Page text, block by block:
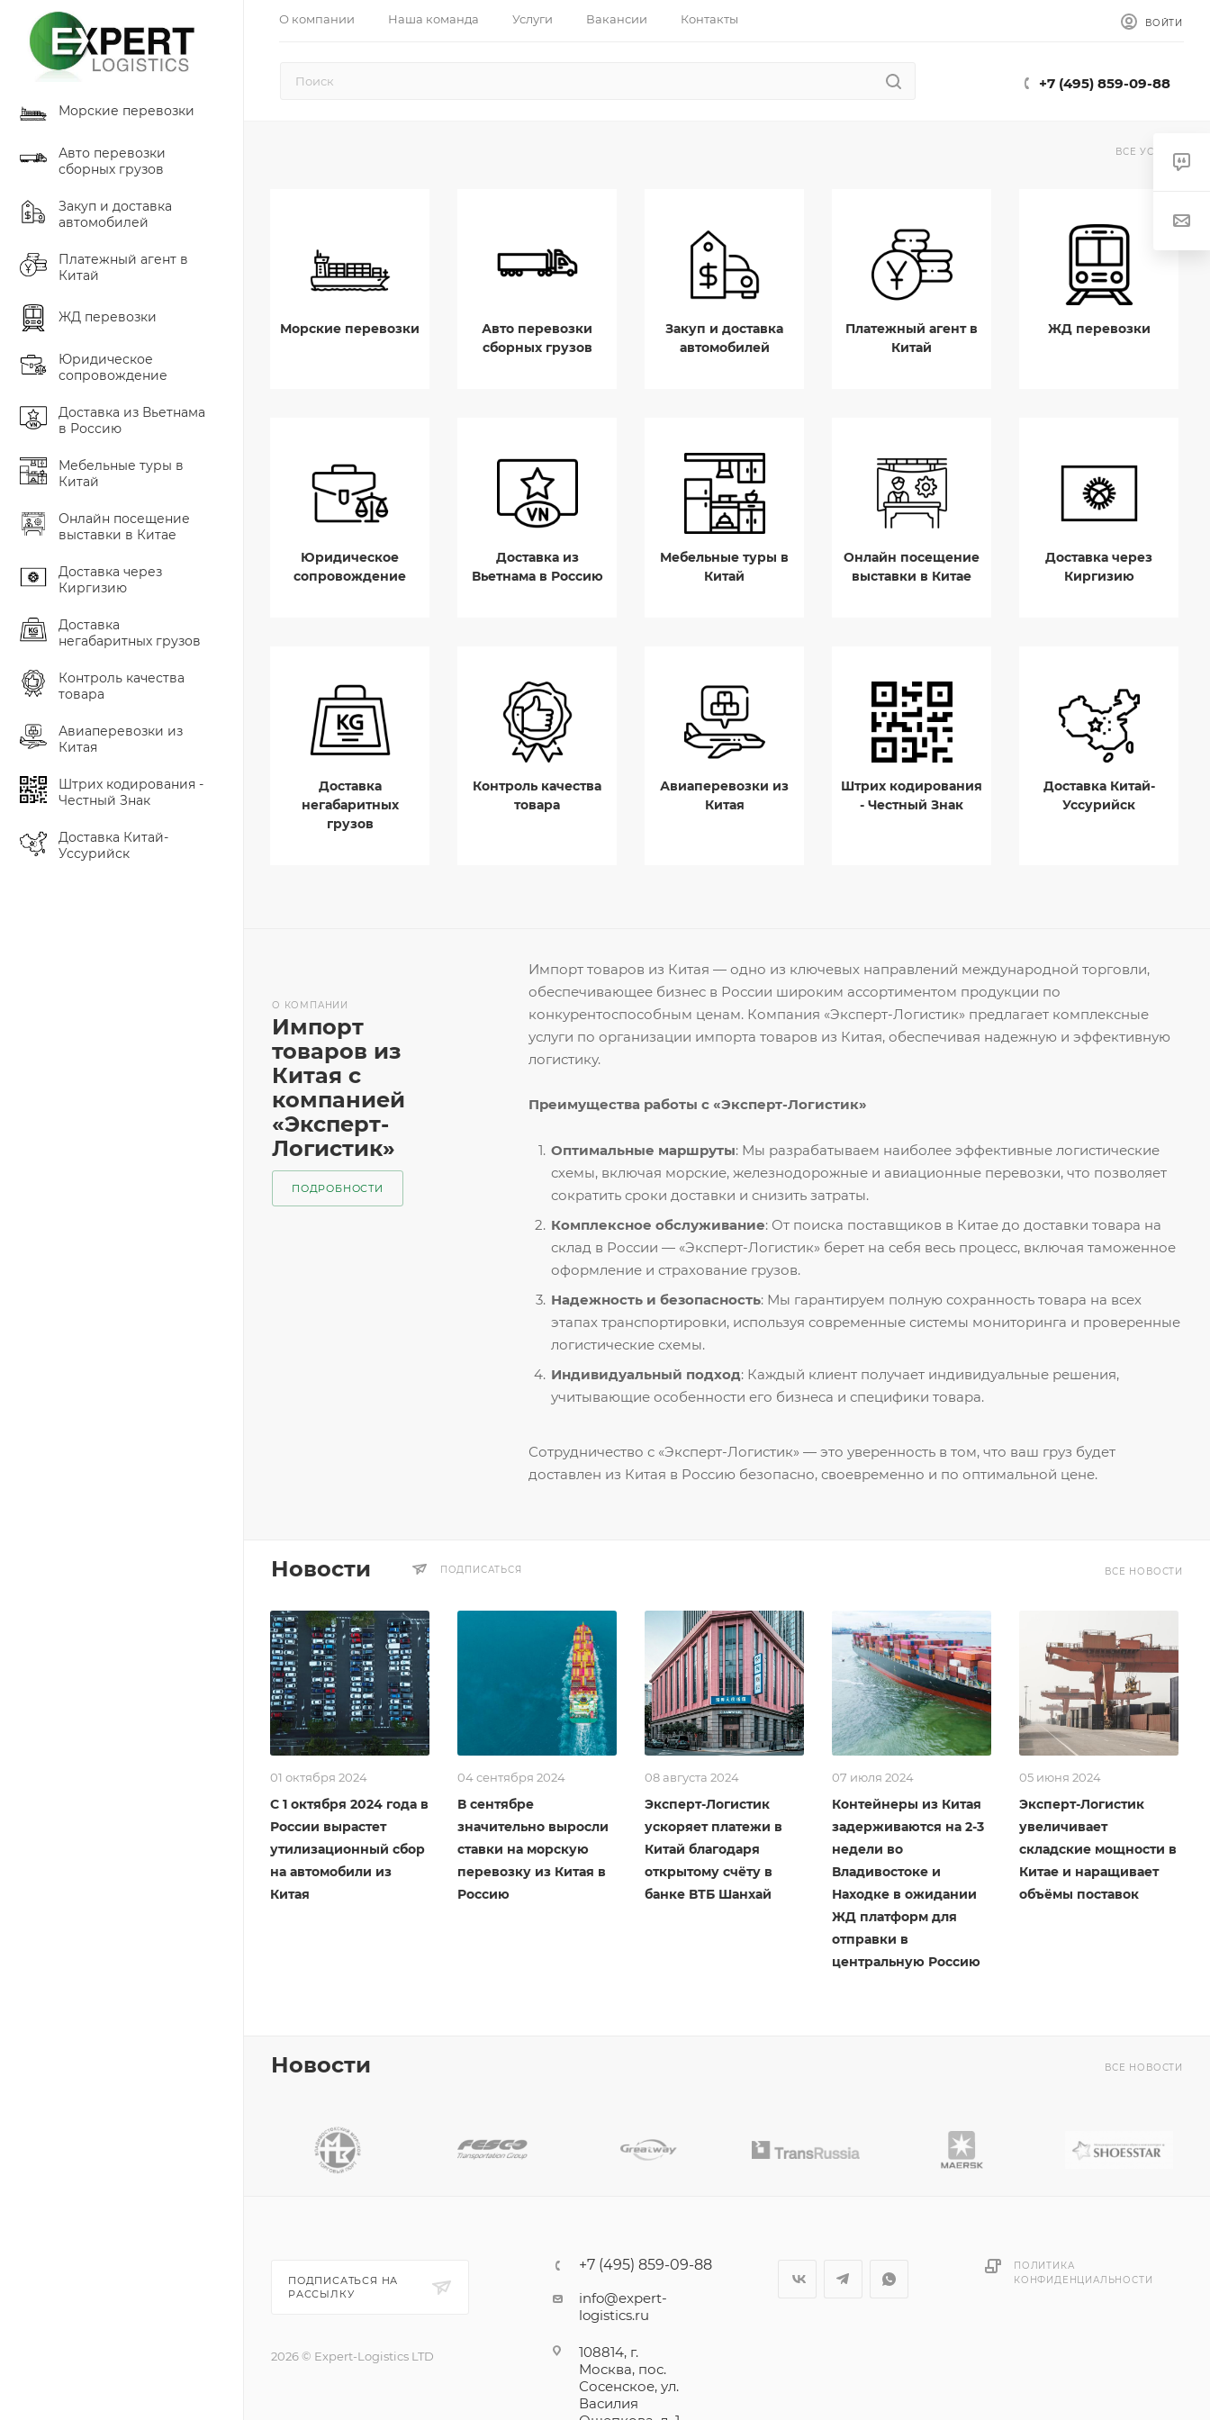
О компании Наша команда Услуги Вакансии Контакты ВОЙТИ
+7 (495) 859-09-88
Морские перевозки
Авто перевозки
сборных грузов
Закуп и доставка
автомобилей
Платежный агент в
Китай
ЖД перевозки
Юридическое
сопровождение
Доставка из Вьетнама
в Россию
Мебельные туры в
Китай
Онлайн посещение
выставки в Китае
Доставка через
Киргизию
Доставка
негабаритных грузов
Контроль качества
товара
Авиаперевозки из
Китая
Штрих кодирования -
Честный Знак
Доставка Китай-
Уссурийск
ВСЕ УСЛУГИ
Морские перевозки
Авто перевозки
сборных грузов
Закуп и доставка
автомобилей
Платежный агент в
Китай
ЖД перевозки
Юридическое
сопровождение
Доставка из
Вьетнама в Россию
Мебельные туры в
Китай
Онлайн посещение
выставки в Китае
Доставка через
Киргизию
Доставка
негабаритных
грузов
Контроль качества
товара
Авиаперевозки из
Китая
Штрих кодирования
- Честный Знак
Доставка Китай-
Уссурийск
Импорт товаров из Китая — одно из ключевых направлений международной торговли,
обеспечивающее бизнес в России широким ассортиментом продукции по
конкурентоспособным ценам. Компания «Эксперт-Логистик» предлагает комплексные
услуги по организации импорта товаров из Китая, обеспечивая надежную и эффективную
логистику.
Преимущества работы с «Эксперт-Логистик»
Оптимальные маршруты: Мы разрабатываем наиболее эффективные логистические
схемы, включая морские, железнодорожные и авиационные перевозки, что позволяет
сократить сроки доставки и снизить затраты.
Комплексное обслуживание: От поиска поставщиков в Китае до доставки товара на
склад в России — «Эксперт-Логистик» берет на себя весь процесс, включая таможенное
оформление и страхование грузов.
Надежность и безопасность: Мы гарантируем полную сохранность товара на всех
этапах транспортировки, используя современные системы мониторинга и проверенные
логистические схемы.
Индивидуальный подход: Каждый клиент получает индивидуальные решения,
учитывающие особенности его бизнеса и специфики товара.
Сотрудничество с «Эксперт-Логистик» — это уверенность в том, что ваш груз будет
доставлен из Китая в Россию безопасно, своевременно и по оптимальной цене.
О КОМПАНИИ
Импорт
товаров из
Китая с
компанией
«Эксперт-
Логистик»
ПОДРОБНОСТИ
Новости ПОДПИСАТЬСЯ ВСЕ НОВОСТИ
01 октября 2024
С 1 октября 2024 года в
России вырастет
утилизационный сбор
на автомобили из
Китая
04 сентября 2024
В сентябре
значительно выросли
ставки на морскую
перевозку из Китая в
Россию
08 августа 2024
Эксперт-Логистик
ускоряет платежи в
Китай благодаря
открытому счёту в
банке ВТБ Шанхай
07 июля 2024
Контейнеры из Китая
задерживаются на 2-3
недели во
Владивостоке и
Находке в ожидании
ЖД платформ для
отправки в
центральную Россию
05 июня 2024
Эксперт-Логистик
увеличивает
складские мощности в
Китае и наращивает
объёмы поставок
Новости ВСЕ НОВОСТИ
ПОДПИСАТЬСЯ НА
РАССЫЛКУ
2026 © Expert-Logistics LTD
+7 (495) 859-09-88
info@expert-
logistics.ru
108814, г.
Москва, пос.
Сосенское, ул.
Василия
ПОЛИТИКА
КОНФИДЕНЦИАЛЬНОСТИ